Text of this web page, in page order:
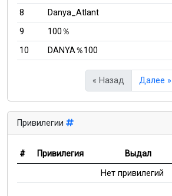
8
Danya_Atlant
9
100％
10
DANYA％100
« Назад Далее »
Привилегии
# Привилегия Выдал
Нет привилегий